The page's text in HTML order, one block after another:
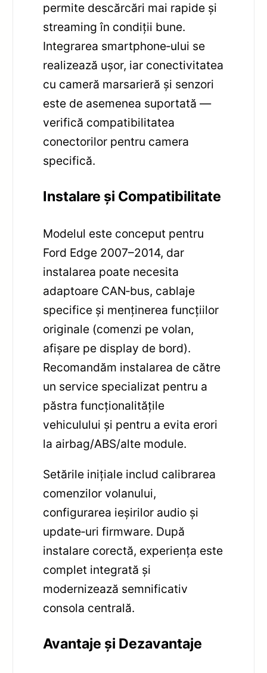
permite descărcări mai rapide și
streaming în condiții bune.
Integrarea smartphone‑ului se
realizează ușor, iar conectivitatea
cu cameră marsarieră și senzori
este de asemenea suportată —
verifică compatibilitatea
conectorilor pentru camera
specifică.
Instalare și Compatibilitate
Modelul este conceput pentru
Ford Edge 2007–2014, dar
instalarea poate necesita
adaptoare CAN‑bus, cablaje
specifice și menținerea funcțiilor
originale (comenzi pe volan,
afișare pe display de bord).
Recomandăm instalarea de către
un service specializat pentru a
păstra funcționalitățile
vehiculului și pentru a evita erori
la airbag/ABS/alte module.
Setările inițiale includ calibrarea
comenzilor volanului,
configurarea ieșirilor audio și
update‑uri firmware. După
instalare corectă, experiența este
complet integrată și
modernizează semnificativ
consola centrală.
Avantaje și Dezavantaje